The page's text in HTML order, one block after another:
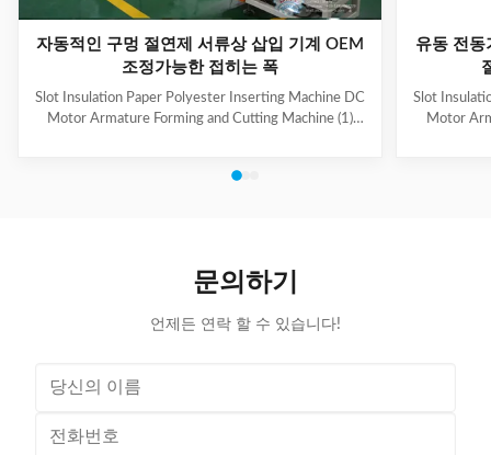
자동적인 구멍 절연제 서류상 삽입 기계 OEM
조정가능한 접히는 폭
Slot Insulation Paper Polyester Inserting Machine DC
Motor Armature Forming and Cutting Machine (1)
thickness 0.15~0.35mm Feeding length 10~200mm
W x H) 500 x 900 x 1200mm (2) Application Electric
유동 전동
Slot
Motor
문의하기
언제든 연락 할 수 있습니다!